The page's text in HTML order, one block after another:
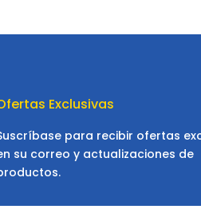
Exclusivas
para recibir ofertas
su correo y actualizaciones de